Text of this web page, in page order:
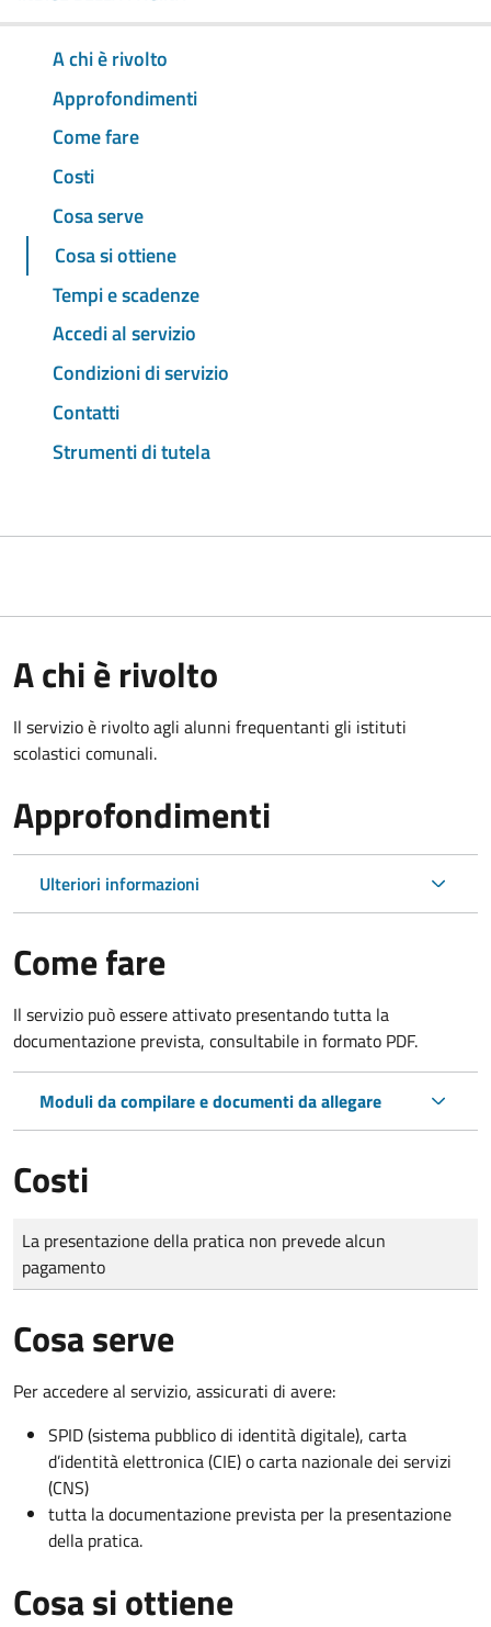
A chi è rivolto
Approfondimenti
Come fare
Costi
Cosa serve
Cosa si ottiene
Tempi e scadenze
Accedi al servizio
Condizioni di servizio
Contatti
Strumenti di tutela
A chi è rivolto
Il servizio è rivolto agli alunni frequentanti gli istituti
scolastici comunali.
Approfondimenti
Ulteriori informazioni
Come fare
Il servizio può essere attivato presentando tutta la
documentazione prevista, consultabile in formato PDF.
Moduli da compilare e documenti da allegare
Costi
Tipo di pagamento
Importo
La presentazione della pratica non prevede alcun
pagamento
Cosa serve
Per accedere al servizio, assicurati di avere:
SPID (sistema pubblico di identità digitale), carta
d’identità elettronica (CIE) o carta nazionale dei servizi
(CNS)
tutta la documentazione prevista per la presentazione
della pratica.
Cosa si ottiene